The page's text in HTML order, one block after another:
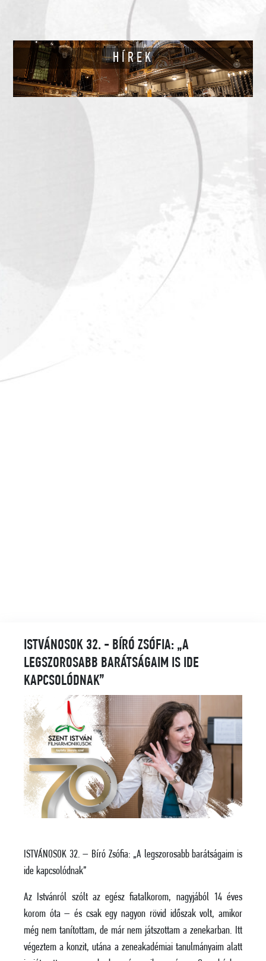
HÍREK
ISTVÁNOSOK 32. - BÍRÓ ZSÓFIA: „A
LEGSZOROSABB BARÁTSÁGAIM IS IDE
KAPCSOLÓDNAK”
ISTVÁNOSOK 32. – Bíró Zsófia: „A legszorosabb barátságaim is
ide kapcsolódnak”
Az Istvánról szólt az egész fiatalkorom, nagyjából 14 éves
korom óta – és csak egy nagyon rövid időszak volt, amikor
még nem tanítottam, de már nem játszottam a zenekarban. Itt
végeztem a konzit, utána a zeneakadémiai tanulmányaim alatt